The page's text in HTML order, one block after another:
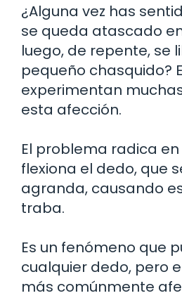
¿Alguna vez has
se queda atascado
luego, de repente, se
pequeño chasquido?
experimentan
esta afección.
El problema radica
flexiona el dedo, que
agranda, causando
traba.
Es un fenómeno que
cualquier dedo, pero
más comúnmente